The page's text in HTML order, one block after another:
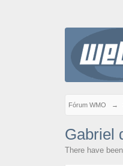
Fórum WMO →
Gabriel
There have